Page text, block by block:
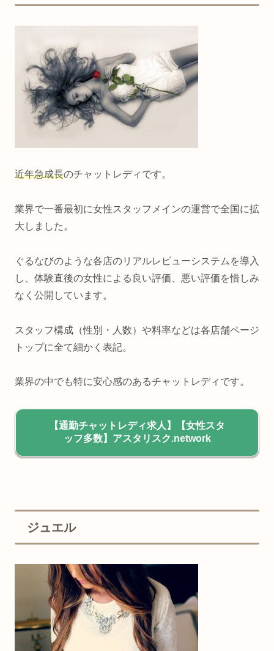
近年急成長のチャットレディです。
業界で一番最初に女性スタッフメインの運営で全国に拡
大しました。
ぐるなびのような各店のリアルレビューシステムを導入
し、体験直後の女性による良い評価、悪い評価を惜しみ
なく公開しています。
スタッフ構成（性別・人数）や料率などは各店舗ページ
トップに全て細かく表記。
業界の中でも特に安心感のあるチャットレディです。
【通勤チャットレディ求人】【女性スタ
ッフ多数】アスタリスク.network
ジュエル